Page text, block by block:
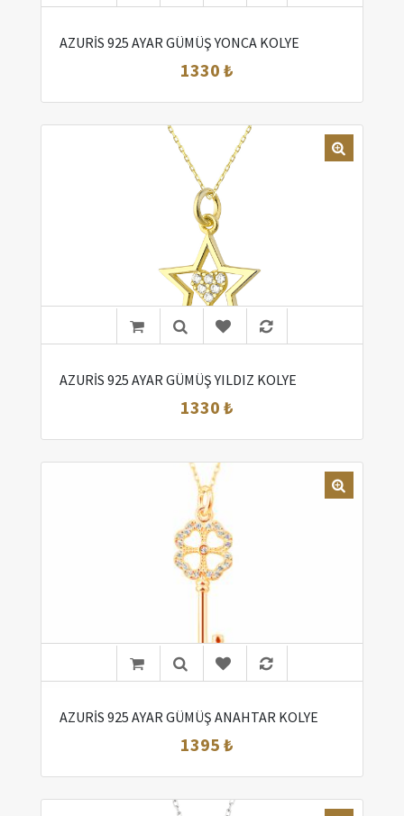
AZURİS 925 AYAR GÜMÜŞ YONCA KOLYE
1330 ₺
AZURİS 925 AYAR GÜMÜŞ YILDIZ KOLYE
1330 ₺
AZURİS 925 AYAR GÜMÜŞ ANAHTAR KOLYE
1395 ₺